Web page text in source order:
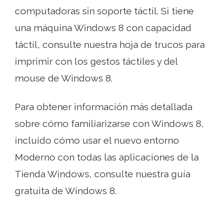
computadoras sin soporte táctil. Si tiene
una máquina Windows 8 con capacidad
táctil, consulte nuestra hoja de trucos para
imprimir con los gestos táctiles y del
mouse de Windows 8.
Para obtener información más detallada
sobre cómo familiarizarse con Windows 8,
incluido cómo usar el nuevo entorno
Moderno con todas las aplicaciones de la
Tienda Windows, consulte nuestra guía
gratuita de Windows 8.